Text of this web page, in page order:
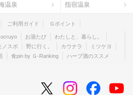
温泉 指宿温泉
ご利用ガイド Ｇポイント
ocruyo お湯たび
わたしと、暮らし。
ノスポ 野に行く。 カウナラ
ミツケヨ
食pin by Ｇ-Ranking ハーブ酒のススメ